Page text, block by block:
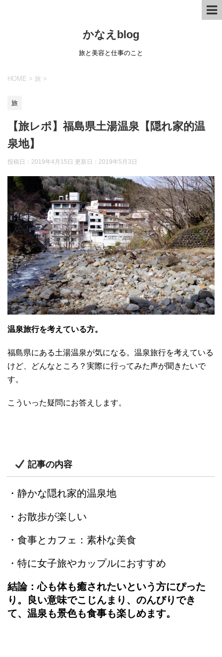
かなえblog
旅と美容と仕事のこと
HOME > 旅 >
旅
【旅レポ】福島県土湯温泉【隠れ家的温
泉地】
投稿日：2019年4月15日 更新日： 2019年5月3日
温泉旅行を考えている方。
福島県にある土湯温泉が気になる。温泉旅行を考えている
けど、どんなところ？実際に行ってみた声が聞きたいで
す。
こういった疑問にお答えします。
記事の内容
・静かな隠れ家的温泉地
・お散歩が楽しい
・食事とカフェ：素朴な美食
・特に女子旅やカップルにおすすめ
結論：心も体も癒されたいという方にぴった
り。良い意味でこじんまり、のんびりでき
て、温泉も景色も食事も楽しめます。